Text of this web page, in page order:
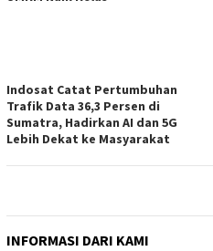
Indosat Catat Pertumbuhan
Trafik Data 36,3 Persen di
Sumatra, Hadirkan AI dan 5G
Lebih Dekat ke Masyarakat
INFORMASI DARI KAMI